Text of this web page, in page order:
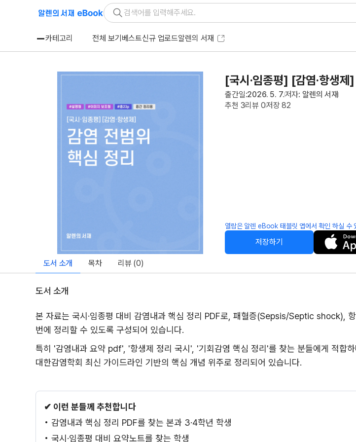
카테고리 전체 보기 베스트신규 업로드알렌의 서재
[국시·임종평] [감염·항생제
출간일:2026. 5. 7.저자: 알렌의 서재
추천 3리뷰 0저장82
열람은 알렌 eBook 태블릿 앱에서 확인 하실 수
저장하기
도서 소개 목차 리뷰 (0)
도서 소개
본 자료는 국시·임종평 대비 감염내과 핵심 정리 PDF로, 패혈증(Sepsis/Septic shock),
번에 정리할 수 있도록 구성되어 있습니다.
특히 '감염내과 요약 pdf', '항생제 정리 국시', '기회감염 핵심 정리'를 찾는 분들에게 적합
대한감염학회 최신 가이드라인 기반의 핵심 개념 위주로 정리되어 있습니다.
✔ 이런 분들께 추천합니다
• 감염내과 핵심 정리 PDF를 찾는 본과 3·4학년 학생
• 국시·임종평 대비 요약노트를 찾는 학생